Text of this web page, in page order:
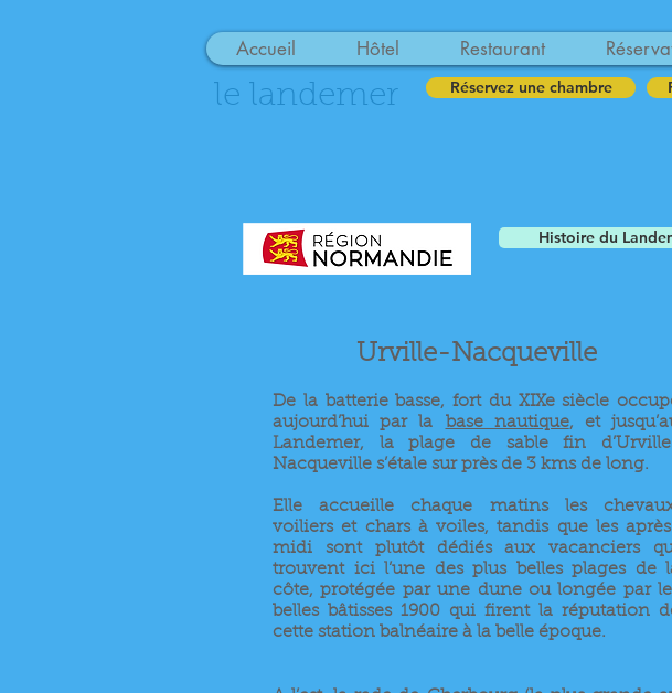
Accueil Hôtel Restaurant
le landemer Réservez une chambre
Histoire du
Urville-Nacqueville
De la batterie basse, fort du XIXe siècle
aujourd’hui par la
base nautique, et
Landemer, la plage de sable fin
Nacqueville s’étale sur près de 3 kms de long.
Elle accueille chaque matins les
voiliers et chars à voiles, tandis que les
midi sont plutôt dédiés aux vacanciers
trouvent ici l’une des plus belles plages de
côte, protégée par une dune ou longée par
belles bâtisses 1900 qui firent la réputation
cette station balnéaire à la belle époque.